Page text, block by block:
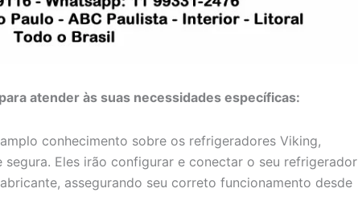
atender às suas necessidades específicas:
conhecimento sobre os refrigeradores Viking,
Eles irão configurar e conectar o seu refrigerador
assegurando seu correto funcionamento desde